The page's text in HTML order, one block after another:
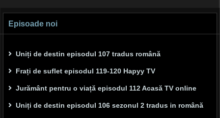
Episoade noi
Uniți de destin episodul 107 tradus română
Frați de suflet episodul 119-120 Hapyy TV
Jurământ pentru o viață episodul 112 Acasă TV online
Uniți de destin episodul 106 sezonul 2 tradus in română